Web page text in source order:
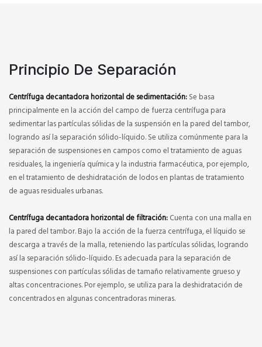
Principio De Separación
Centrífuga decantadora horizontal de sedimentación:Se basa
principalmente en la acción del campo de fuerza centrífuga para
sedimentar las partículas sólidas de la suspensión en la pared del tambor,
logrando así la separación sólido-líquido. Se utiliza comúnmente para la
separación de suspensiones en campos como el tratamiento de aguas
residuales, la ingeniería química y la industria farmacéutica, por ejemplo,
en el tratamiento de deshidratación de lodos en plantas de tratamiento
de aguas residuales urbanas.
Centrífuga decantadora horizontal de filtración:Cuenta con una malla en
la pared del tambor. Bajo la acción de la fuerza centrífuga, el líquido se
descarga a través de la malla, reteniendo las partículas sólidas, logrando
así la separación sólido-líquido. Es adecuada para la separación de
suspensiones con partículas sólidas de tamaño relativamente grueso y
altas concentraciones. Por ejemplo, se utiliza para la deshidratación de
concentrados en algunas concentradoras mineras.